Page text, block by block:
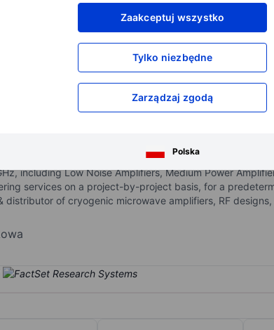
Zaakceptuj wszystko
Tylko niezbędne
Zarządzaj zgodą
Polska
XXXXXXX
XXXXXXX
XXXXXXX
XXXXXXX
Otwórz kontoaby uzyskać dostęp do
and assembles micro-wave component-based
and engineering segment. The products of the
including Low Noise Amplifiers, Medium Power
services on a project-by-project basis, for a
distributor of cryogenic microwave amplifiers, RF